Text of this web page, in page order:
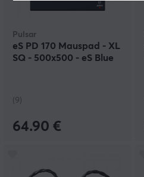
Pulsar
eS PD 170 Mauspad - XL
SQ - 500x500 - eS Blue
(9)
64.90 €